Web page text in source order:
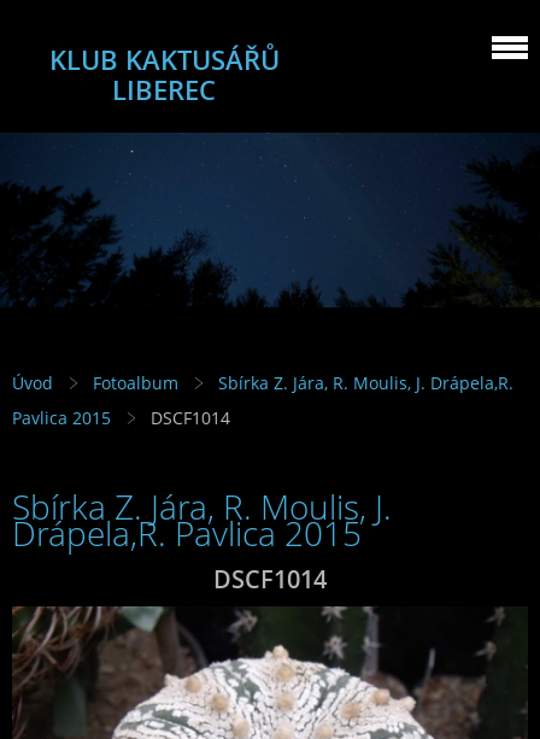
KLUB KAKTUSÁŘŮ
LIBEREC
Úvod Fotoalbum
Sbírka Z. Jára, R. Moulis, J. Drápela,R.
Pavlica 2015
DSCF1014
Sbírka Z. Jára, R. Moulis, J.
Drápela,R. Pavlica 2015
DSCF1014